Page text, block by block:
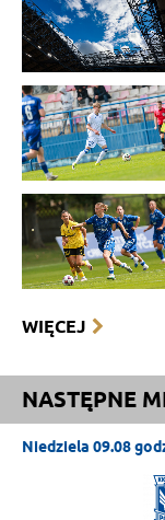
WIĘCEJ
NASTĘPNE
Niedziela 09.08